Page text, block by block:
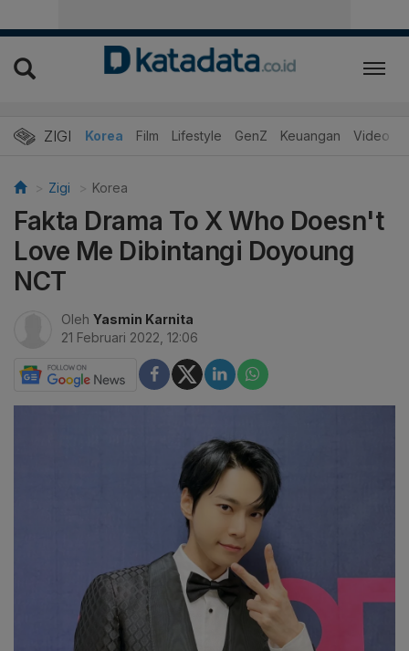
ZIGI
Hits Korea Film Lifestyle GenZ Keuangan Video
Zigi Korea
Fakta Drama To X Who Doesn't
Love Me Dibintangi Doyoung
NCT
Oleh Yasmin Karnita
21 Februari 2022, 12:06